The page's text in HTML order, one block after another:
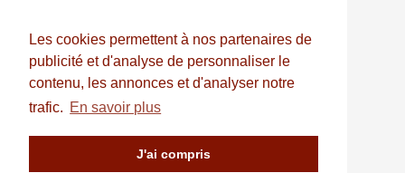
Les cookies permettent à nos partenaires de
publicité et d'analyse de personnaliser le
contenu, les annonces et d'analyser notre
trafic. En savoir plus
J'ai compris